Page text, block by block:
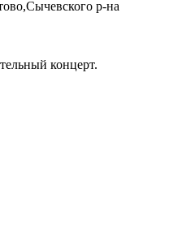
р-на
концерт.